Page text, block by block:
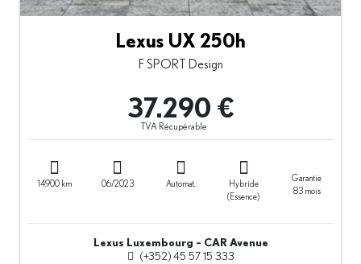
Lexus UX 250h
F SPORT Design
37.290 €
TVA Récupérable
14.900 km 06/2023 Automat.
Hybride
(Essence)
Garantie
83 mois
Lexus Luxembourg – CAR Avenue
(+352) 45 57 15 333